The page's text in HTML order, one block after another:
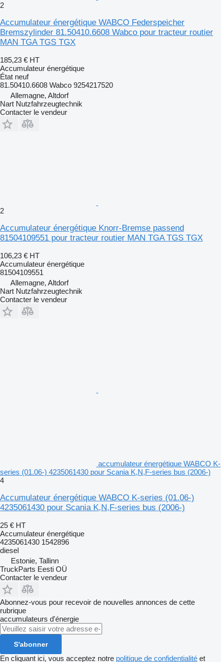
2
Accumulateur énergétique WABCO Federspeicher
Bremszylinder 81.50410.6608 Wabco pour tracteur routier
MAN TGA TGS TGX
185,23 € HT
Accumulateur énergétique
État neuf
81.50410.6608 Wabco 9254217520
Allemagne, Altdorf
Nart Nutzfahrzeugtechnik
Contacter le vendeur
2
Accumulateur énergétique Knorr-Bremse passend
81504109551 pour tracteur routier MAN TGA TGS TGX
106,23 € HT
Accumulateur énergétique
81504109551
Allemagne, Altdorf
Nart Nutzfahrzeugtechnik
Contacter le vendeur
accumulateur énergétique WABCO K-
series (01.06-) 4235061430 pour Scania K,N,F-series bus (2006-)
4
Accumulateur énergétique WABCO K-series (01.06-)
4235061430 pour Scania K,N,F-series bus (2006-)
25 € HT
Accumulateur énergétique
4235061430 1542896
diesel
Estonie, Tallinn
TruckParts Eesti OÜ
Contacter le vendeur
Abonnez-vous pour recevoir de nouvelles annonces de cette
rubrique
accumulateurs d'énergie
S'abonner
En cliquant ici, vous acceptez notre politique de confidentialité et